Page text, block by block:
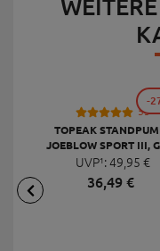
53
TOPEAK
JOEBLOW SPORT III,
UVP¹:49,95 €
36,49€
-